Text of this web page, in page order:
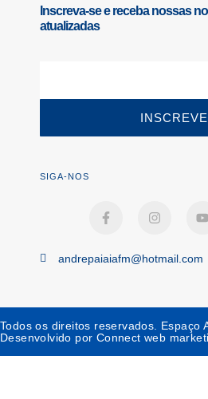
Inscreva-se e receba nossas
atualizadas
SIGA-NOS
andrepaiaiafm@hotmail.com
Todos os direitos reservados. Espaço
Desenvolvido por Connect web